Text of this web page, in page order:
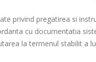
privind pregatirea si
cu documentatia
la termenul stabilit a